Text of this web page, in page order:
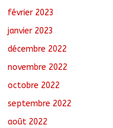
février 2023
janvier 2023
décembre 2022
novembre 2022
octobre 2022
septembre 2022
août 2022